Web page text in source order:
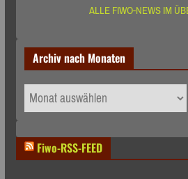
ALLE FIWO-NEWS IM
Archiv nach Monaten
Archiv
nach
Fiwo-RSS-FEED